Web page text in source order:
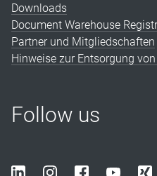
Downloads
Document Warehouse
Partner und Mitgliedschaften
Hinweise zur Entsorgung
Follow us